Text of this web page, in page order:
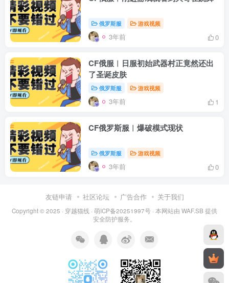
俄罗斯服 游戏视频
3年前 0
CF俄服︱日服初始武器村正竟然还出
了圣诞皮肤
俄罗斯服 游戏视频
3年前 1
CF俄罗斯服︱爆破模式现状
俄罗斯服 游戏视频
3年前 0
友链申请 社区论坛 广告合作 关于我们
Copyright © 2025 · 穿越猫线 · 萌ICP备20251997号 · 本网站由 WAF.SB 提供
安全防护服务。